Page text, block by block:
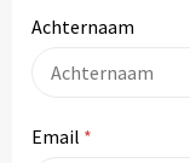
Stickers
Achternaam
Email *